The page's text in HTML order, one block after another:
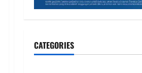
CATEGORIES